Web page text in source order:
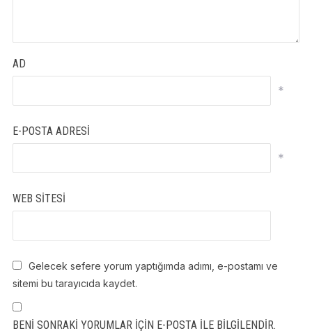
AD
*
E-POSTA ADRESI
*
WEB SITESI
Gelecek sefere yorum yaptığımda adımı, e-postamı ve
sitemi bu tarayıcıda kaydet.
BENI SONRAKI YORUMLAR IÇIN E-POSTA ILE BILGILENDIR.